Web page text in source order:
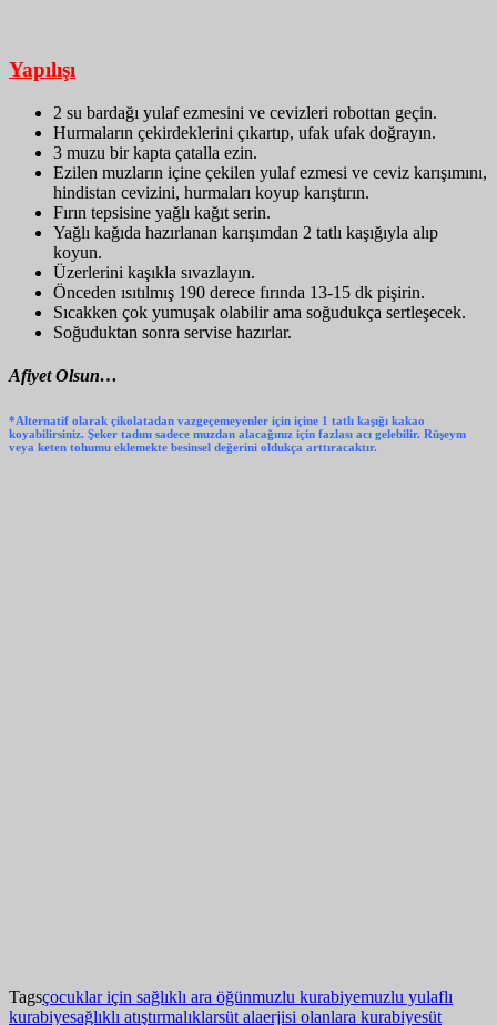
Yapılışı
2 su bardağı yulaf ezmesini ve cevizleri robottan geçin.
Hurmaların çekirdeklerini çıkartıp, ufak ufak doğrayın.
3 muzu bir kapta çatalla ezin.
Ezilen muzların içine çekilen yulaf ezmesi ve ceviz karışımını,
hindistan cevizini, hurmaları koyup karıştırın.
Fırın tepsisine yağlı kağıt serin.
Yağlı kağıda hazırlanan karışımdan 2 tatlı kaşığıyla alıp
koyun.
Üzerlerini kaşıkla sıvazlayın.
Önceden ısıtılmış 190 derece fırında 13-15 dk pişirin.
Sıcakken çok yumuşak olabilir ama soğudukça sertleşecek.
Soğuduktan sonra servise hazırlar.
Afiyet Olsun…
*Alternatif olarak çikolatadan vazgeçemeyenler için içine 1 tatlı kaşığı kakao
koyabilirsiniz. Şeker tadını sadece muzdan alacağınız için fazlası acı gelebilir. Rüşeym
veya keten tohumu eklemekte besinsel değerini oldukça arttıracaktır.
Tagsçocuklar için sağlıklı ara öğünmuzlu kurabiyemuzlu yulaflı
kurabiyesağlıklı atıştırmalıklarsüt alaerjisi olanlara kurabiyesüt